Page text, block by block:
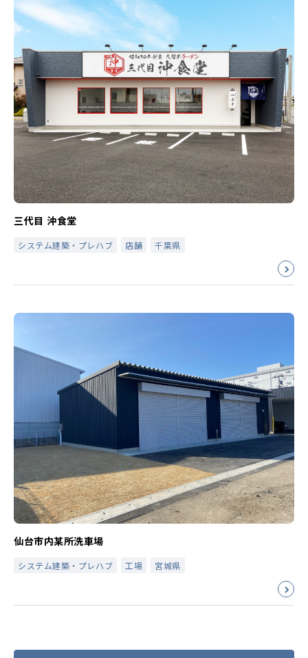
三代目 沖食堂
システム建築・プレハブ 店舗 千葉県
仙台市内某所洗車場
システム建築・プレハブ 工場 宮城県